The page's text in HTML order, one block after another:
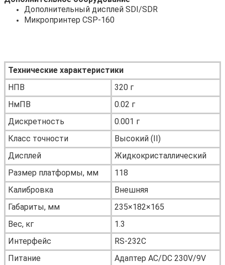
Дополнительный дисплей SDI/SDR
Микропринтер CSP-160
Технические характеристики
НПВ
320 г
НмПВ
0.02 г
Дискретность
0.001 г
Класс точности
Высокий (II)
Дисплей
Жидкокристаллический
Размер платформы, мм
118
Калибровка
Внешняя
Габариты, мм
235×182×165
Вес, кг
1.3
Интерфейс
RS-232C
Питание
Адаптер AC/DC 230V/9V